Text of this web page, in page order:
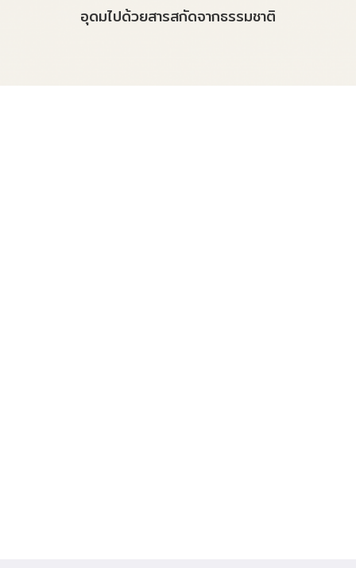
อุดมไปด้วยสารสกัดจากธรรมชาติ
อุดมไปด้วยสารสกัดจากธรรมชาติ